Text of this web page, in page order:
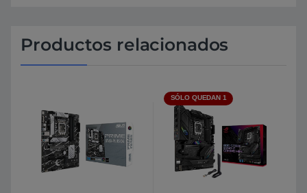
Productos relacionados
SÓLO QUEDAN 1